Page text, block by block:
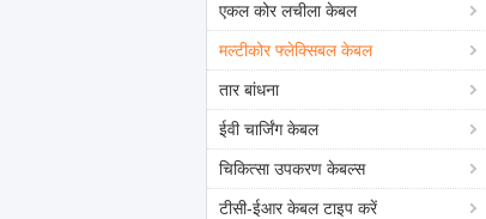
एकल कोर लचीला केबल
मल्टीकोर फ्लेक्सिबल केबल
तार बांधना
ईवी चार्जिंग केबल
चिकित्सा उपकरण केबल्स
टीसी-ईआर केबल टाइप करें